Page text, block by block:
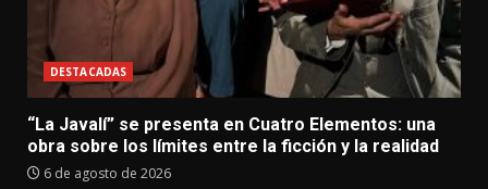
DESTACADAS
“La Javalí” se presenta en Cuatro Elementos: una
obra sobre los límites entre la ficción y la realidad
6 de agosto de 2026